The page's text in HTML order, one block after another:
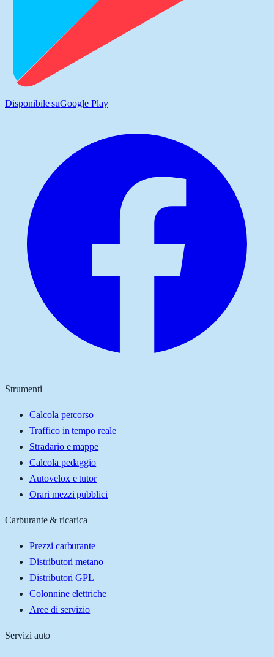
Disponibile suGoogle Play
Strumenti
Calcola percorso
Traffico in tempo reale
Stradario e mappe
Calcola pedaggio
Autovelox e tutor
Orari mezzi pubblici
Carburante & ricarica
Prezzi carburante
Distributori metano
Distributori GPL
Colonnine elettriche
Aree di servizio
Servizi auto